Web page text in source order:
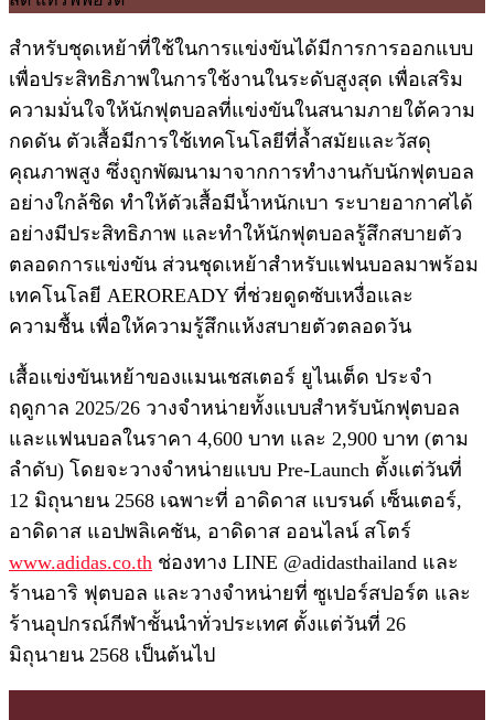
สำหรับชุดเหย้าที่ใช้ในการแข่งขันได้มีการการออกแบบ
เพื่อประสิทธิภาพในการใช้งานในระดับสูงสุด เพื่อเสริม
ความมั่นใจให้นักฟุตบอลที่แข่งขันในสนามภายใต้ความ
กดดัน ตัวเสื้อมีการใช้เทคโนโลยีที่ล้ำสมัยและวัสดุ
คุณภาพสูง ซึ่งถูกพัฒนามาจากการทำงานกับนักฟุตบอล
อย่างใกล้ชิด ทำให้ตัวเสื้อมีน้ำหนักเบา ระบายอากาศได้
อย่างมีประสิทธิภาพ และทำให้นักฟุตบอลรู้สึกสบายตัว
ตลอดการแข่งขัน ส่วนชุดเหย้าสำหรับแฟนบอลมาพร้อม
เทคโนโลยี AEROREADY ที่ช่วยดูดซับเหงื่อและ
ความชื้น เพื่อให้ความรู้สึกแห้งสบายตัวตลอดวัน
เสื้อแข่งขันเหย้าของแมนเชสเตอร์ ยูไนเต็ด ประจำ
ฤดูกาล 2025/26 วางจำหน่ายทั้งแบบสำหรับนักฟุตบอล
และแฟนบอลในราคา 4,600 บาท และ 2,900 บาท (ตาม
ลำดับ) โดยจะวางจำหน่ายแบบ Pre-Launch ตั้งแต่วันที่
12 มิถุนายน 2568 เฉพาะที่ อาดิดาส แบรนด์ เซ็นเตอร์,
อาดิดาส แอปพลิเคชัน, อาดิดาส ออนไลน์ สโตร์
www.adidas.co.th ช่องทาง LINE @adidasthailand และ
ร้านอาริ ฟุตบอล และวางจำหน่ายที่ ซูเปอร์สปอร์ต และ
ร้านอุปกรณ์กีฬาชั้นนำทั่วประเทศ ตั้งแต่วันที่ 26
มิถุนายน 2568 เป็นต้นไป